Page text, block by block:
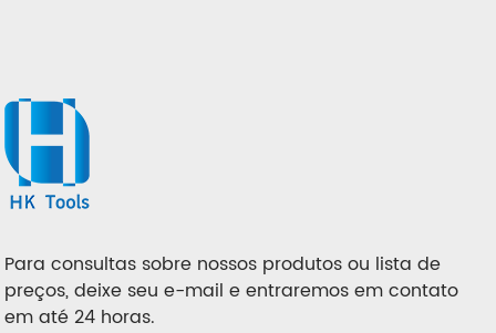
Para consultas sobre nossos produtos ou lista de
preços, deixe seu e-mail e entraremos em contato
em até 24 horas.